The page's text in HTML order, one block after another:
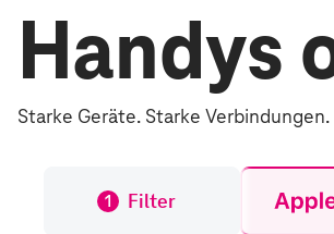
Handys
Starke Geräte. Starke Verbindungen.
1 Filter